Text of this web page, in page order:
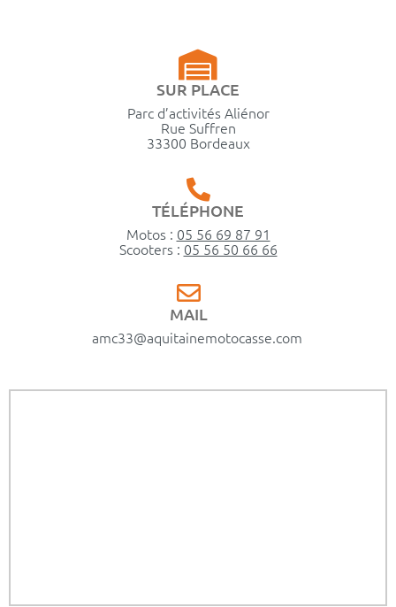
SUR PLACE
Parc d’activités Aliénor
Rue Suffren
33300 Bordeaux
TÉLÉPHONE
Motos : 05 56 69 87 91
Scooters : 05 56 50 66 66
MAIL
amc33@aquitainemotocasse.com